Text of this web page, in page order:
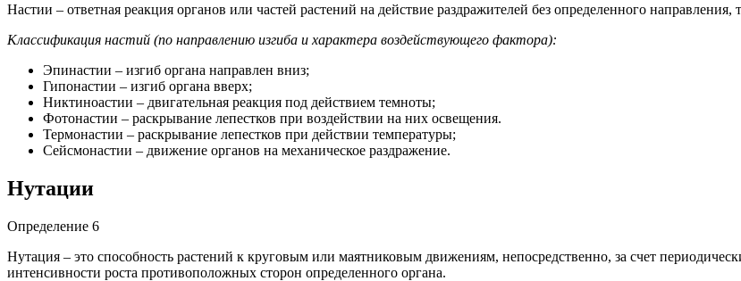
Настии – ответная реакция органов или частей растений на действие раздражителей без определенного
Классификация настий (по направлению изгиба и характера воздействующего фактора):
Эпинастии – изгиб органа направлен вниз;
Гипонастии – изгиб органа вверх;
Никтиноастии – двигательная реакция под действием темноты;
Фотонастии – раскрывание лепестков при воздействии на них освещения.
Термонастии – раскрывание лепестков при действии температуры;
Сейсмонастии – движение органов на механическое раздражение.
Нутации
Определение 6
Нутация – это способность растений к круговым или маятниковым движениям, непосредственно, за счет
интенсивности роста противоположных сторон определенного органа.